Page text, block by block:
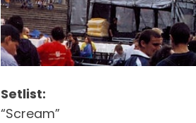
Setlist:
“Scream”